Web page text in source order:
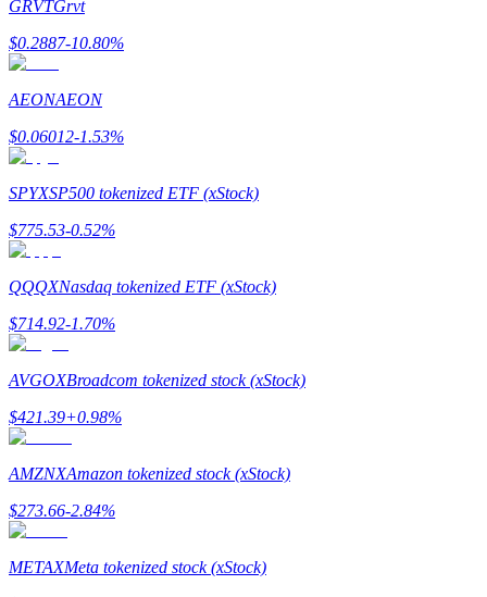
خنزير الطاقة
احصل على مكافآت تنافسية يوميًا
التوقيع المساحي
GRVTGrvt
$0.2887-10.80%
AEONAEON
$0.06012-1.53%
SPYXSP500 tokenized ETF (xStock)
$775.53-0.52%
QQQXNasdaq tokenized ETF (xStock)
$714.92-1.70%
AVGOXBroadcom tokenized stock (xStock)
$421.39+0.98%
AMZNXAmazon tokenized stock (xStock)
$273.66-2.84%
METAXMeta tokenized stock (xStock)